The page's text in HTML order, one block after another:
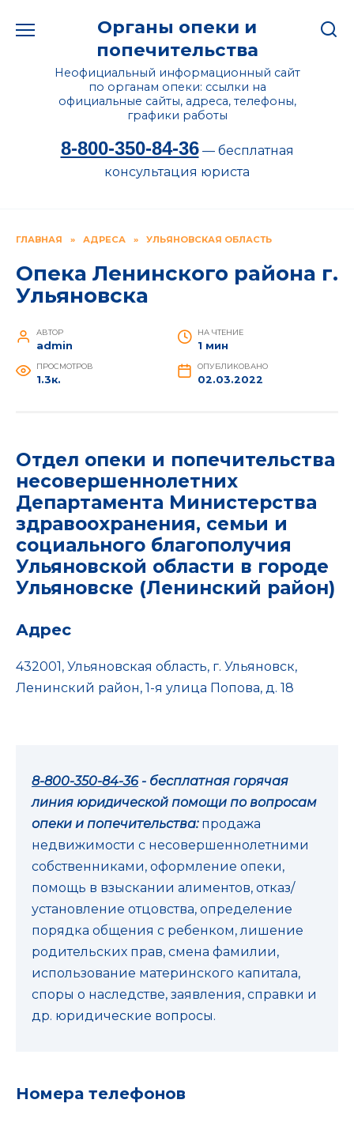
Органы опеки и
попечительства
Неофициальный информационный сайт
по органам опеки: ссылки на
официальные сайты, адреса, телефоны,
графики работы
8-800-350-84-36— бесплатная
консультация юриста
ГЛАВНАЯ » АДРЕСА » УЛЬЯНОВСКАЯ ОБЛАСТЬ
Опека Ленинского района г.
Ульяновска
АВТОР
admin
НА ЧТЕНИЕ
1 мин
ПРОСМОТРОВ
1.3к.
ОПУБЛИКОВАНО
02.03.2022
Отдел опеки и попечительства
несовершеннолетних
Департамента Министерства
здравоохранения, семьи и
социального благополучия
Ульяновской области в городе
Ульяновске (Ленинский район)
Адрес
432001, Ульяновская область, г. Ульяновск,
Ленинский район, 1-я улица Попова, д. 18
8-800-350-84-36- бесплатная горячая
линия юридической помощи по вопросам
опеки и попечительства: продажа
недвижимости с несовершеннолетними
собственниками, оформление опеки,
помощь в взыскании алиментов, отказ/
установление отцовства, определение
порядка общения с ребенком, лишение
родительских прав, смена фамилии,
использование материнского капитала,
споры о наследстве, заявления, справки и
др. юридические вопросы.
Номера телефонов